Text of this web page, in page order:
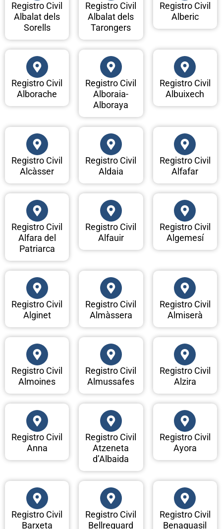
Registro Civil
Albalat dels
Sorells
Registro Civil
Albalat dels
Tarongers
Registro Civil
Alberic
Registro Civil
Alborache
Registro Civil
Alboraia-
Alboraya
Registro Civil
Albuixech
Registro Civil
Alcàsser
Registro Civil
Aldaia
Registro Civil
Alfafar
Registro Civil
Alfara del
Patriarca
Registro Civil
Alfauir
Registro Civil
Algemesí
Registro Civil
Alginet
Registro Civil
Almàssera
Registro Civil
Almiserà
Registro Civil
Almoines
Registro Civil
Almussafes
Registro Civil
Alzira
Registro Civil
Anna
Registro Civil
Atzeneta
d’Albaida
Registro Civil
Ayora
Registro Civil
Barxeta
Registro Civil
Bellreguard
Registro Civil
Benaguasil